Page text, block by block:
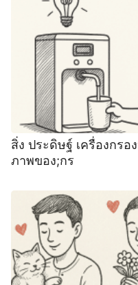
สิ่ง ประดิษฐ์ เครื่องกร
ภาพของ;กร